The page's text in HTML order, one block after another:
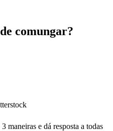
comungar?
maneiras e dá resposta a todas